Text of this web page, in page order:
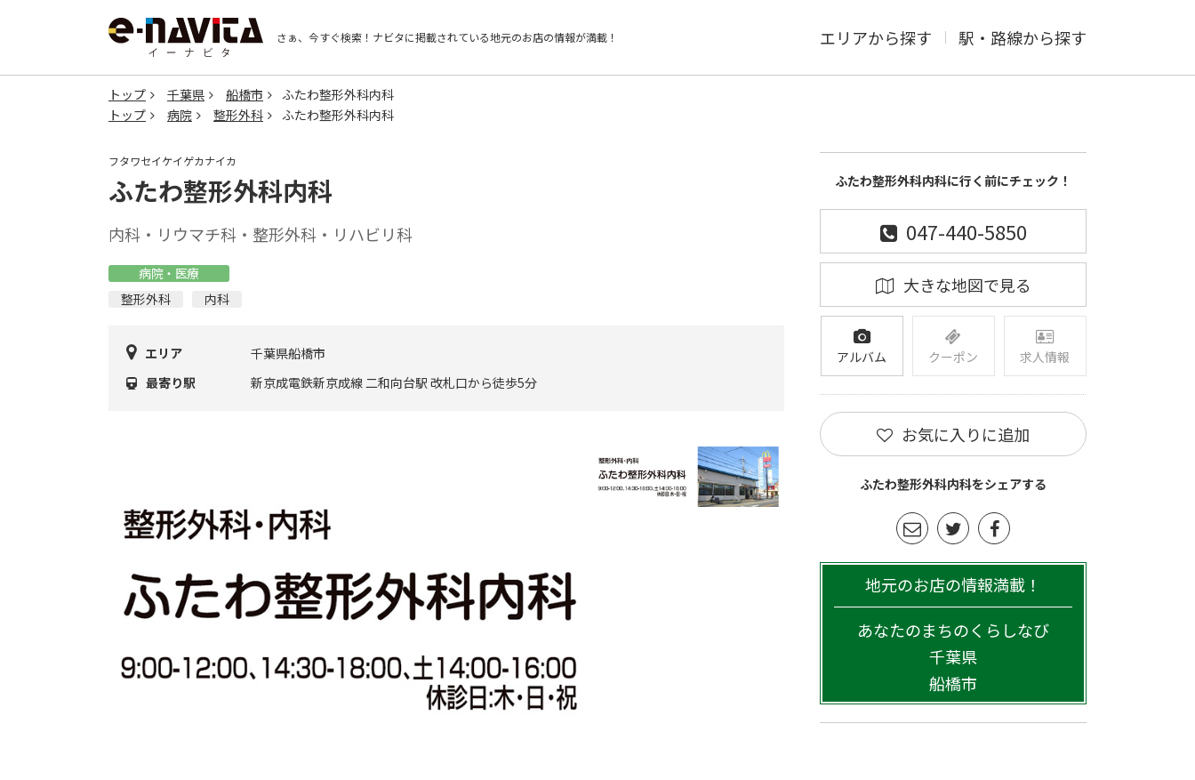
さぁ、今すぐ検索！ ナビタに掲載されている地元のお店の情報が満載！ エリアから探す 駅・路線から探す
トップ 千葉県 船橋市
ふたわ整形外科内科
トップ
病院 整形外科 ふたわ整形外科内科
フタワセイケイゲカナイカ
ふたわ整形外科内科
内科・リウマチ科・整形外科・リハビリ科
病院・医療
整形外科
内科
エリア
千葉県船橋市
最寄り駅
新京成電鉄新京成線 二和向台駅 改札口から徒歩5分
ふたわ整形外科内科に行く前にチェック！
047-440-5850
大きな地図で見る
アルバム クーポン 求人情報
お気に入りに追加
ふたわ整形外科内科をシェアする
地元のお店の情報満載！
あなたのまちのくらしなび
千葉県
船橋市